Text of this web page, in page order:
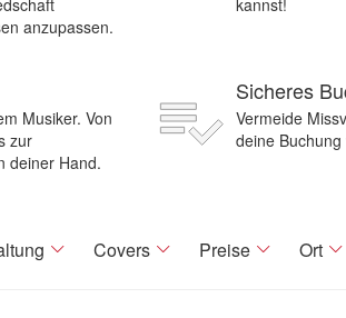
anzupassen.
kannst!
Musiker. Von
zur
deiner Hand.
Sicheres
Vermeide
deine
Covers Preise Ort